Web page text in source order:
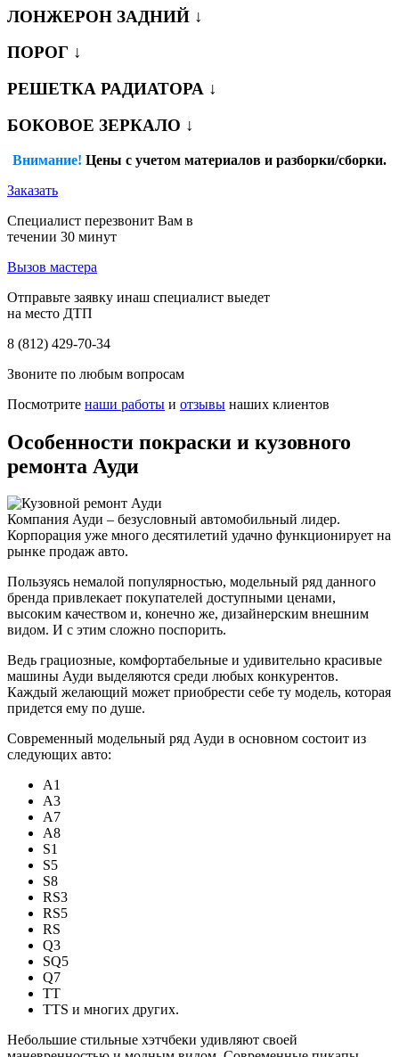
ЛОНЖЕРОН ЗАДНИЙ ↓
ПОРОГ ↓
РЕШЕТКА РАДИАТОРА ↓
БОКОВОЕ ЗЕРКАЛО ↓
Внимание! Цены с учетом материалов и разборки/сборки.
Заказать
Специалист перезвонит Вам в
течении 30 минут
Вызов мастера
Отправьте заявку инаш специалист выедет
на место ДТП
8 (812) 429-70-34
Звоните по любым вопросам
Посмотрите наши работы и отзывы наших клиентов
Особенности покраски и кузовного
ремонта Ауди
Компания Ауди – безусловный автомобильный лидер.
Корпорация уже много десятилетий удачно функционирует на
рынке продаж авто.
Пользуясь немалой популярностью, модельный ряд данного
бренда привлекает покупателей доступными ценами,
высоким качеством и, конечно же, дизайнерским внешним
видом. И с этим сложно поспорить.
Ведь грациозные, комфортабельные и удивительно красивые
машины Ауди выделяются среди любых конкурентов.
Каждый желающий может приобрести себе ту модель, которая
придется ему по душе.
Современный модельный ряд Ауди в основном состоит из
следующих авто:
A1
A3
А7
А8
S1
S5
S8
RS3
RS5
RS
Q3
SQ5
Q7
TT
TTS и многих других.
Небольшие стильные хэтчбеки удивляют своей